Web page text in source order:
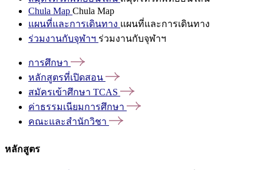
Chula Map Chula Map
แผนที่และการเดินทาง แผนที่และการเดินทาง
ร่วมงานกับจุฬาฯ ร่วมงานกับจุฬาฯ
การศึกษา
หลักสูตรที่เปิดสอน
สมัครเข้าศึกษา TCAS
ค่าธรรมเนียมการศึกษา
คณะและสำนักวิชา
หลักสูตร